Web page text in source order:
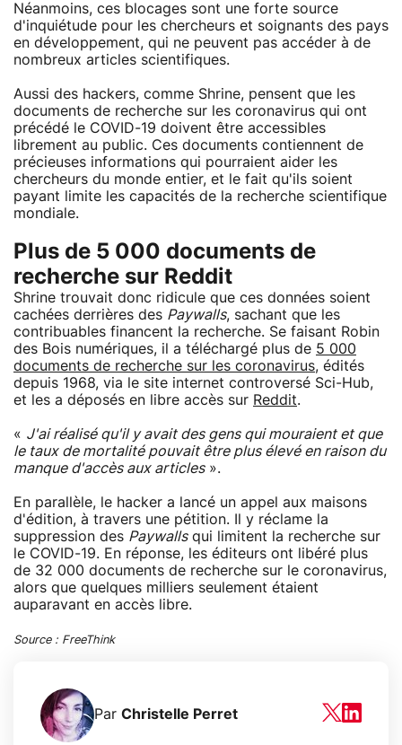
Néanmoins, ces blocages sont une forte source
d'inquiétude pour les chercheurs et soignants des pays
en développement, qui ne peuvent pas accéder à de
nombreux articles scientifiques.
Aussi des hackers, comme Shrine, pensent que les
documents de recherche sur les coronavirus qui ont
précédé le COVID-19 doivent être accessibles
librement au public. Ces documents contiennent de
précieuses informations qui pourraient aider les
chercheurs du monde entier, et le fait qu'ils soient
payant limite les capacités de la recherche scientifique
mondiale.
Plus de 5 000 documents de
recherche sur Reddit
Shrine trouvait donc ridicule que ces données soient
cachées derrières des Paywalls, sachant que les
contribuables financent la recherche. Se faisant Robin
des Bois numériques, il a téléchargé plus de 5 000
documents de recherche sur les coronavirus, édités
depuis 1968, via le site internet controversé Sci-Hub,
et les a déposés en libre accès sur Reddit.
« J'ai réalisé qu'il y avait des gens qui mouraient et que
le taux de mortalité pouvait être plus élevé en raison du
manque d'accès aux articles».
En parallèle, le hacker a lancé un appel aux maisons
d'édition, à travers une pétition. Il y réclame la
suppression des Paywallsqui limitent la recherche sur
le COVID-19. En réponse, les éditeurs ont libéré plus
de 32 000 documents de recherche sur le coronavirus,
alors que quelques milliers seulement étaient
auparavant en accès libre.
Source : FreeThink
Par Christelle Perret